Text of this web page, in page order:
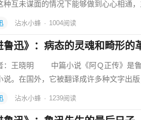
种互未谋面的情况下能够做到心心相通
沾水小蜂 · 1004阅读
鲁迅》：病态的灵魂和畸形
王晓明 中篇小说《阿Ｑ正传》是鲁迅
说。在国外，它被翻译成许多种文字出
沾水小蜂 · 1239阅读